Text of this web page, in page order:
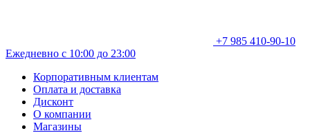
+7 985 410-90-10
Ежедневно с 10:00 до 23:00
Корпоративным клиентам
Оплата и доставка
Дисконт
О компании
Магазины